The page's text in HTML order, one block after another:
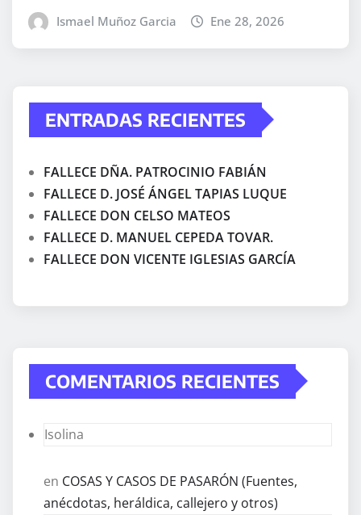
Ismael Muñoz Garcia Ene 28, 2026
ENTRADAS RECIENTES
FALLECE DÑA. PATROCINIO FABIÁN
FALLECE D. JOSÉ ÁNGEL TAPIAS LUQUE
FALLECE DON CELSO MATEOS
FALLECE D. MANUEL CEPEDA TOVAR.
FALLECE DON VICENTE IGLESIAS GARCÍA
COMENTARIOS RECIENTES
Isolina
en COSAS Y CASOS DE PASARÓN (Fuentes,
anécdotas, heráldica, callejero y otros)